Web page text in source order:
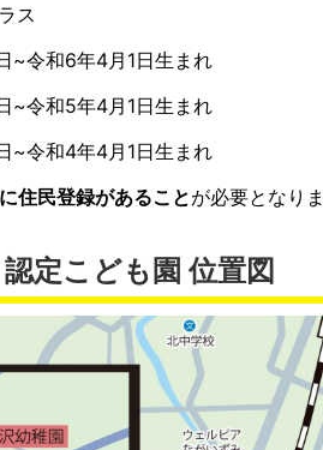
ス
~令和6年4月1日生まれ
~令和5年4月1日生まれ
~令和4年4月1日生まれ
住民登録があることが必要となり
定こども園 位置図